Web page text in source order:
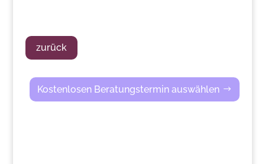
zurück
Kostenlosen Beratungstermin auswählen